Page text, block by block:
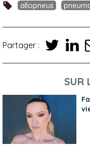
allopneus
Partager :
SUR